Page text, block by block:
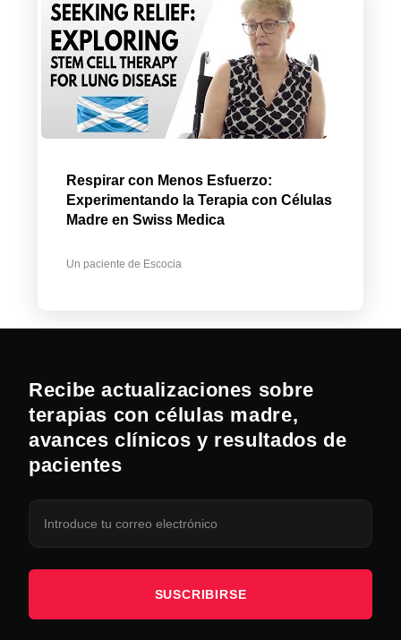
Respirar con Menos Esfuerzo:
Experimentando la Terapia con Células
Madre en Swiss Medica
Un paciente de Escocia
Recibe actualizaciones sobre
terapias con células madre,
avances clínicos y resultados de
pacientes
SUSCRIBIRSE